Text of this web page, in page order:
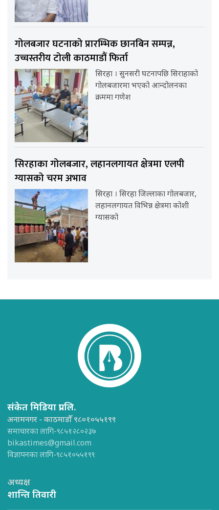
गोलबजार घटनाको प्रारम्भिक छानबिन सम्पन्न,
उच्चस्तरीय टोली काठमाडौं फिर्ता
सिरहा । सुनसरी घटनापछि सिराहाको
गोलबजारमा भएको आन्दोलनका
क्रममा गणेश
सिरहाका गोलबजार, लहानलगायत क्षेत्रमा एलपी
ग्यासको चरम अभाव
सिरहा । सिरहा जिल्लाका गोलबजार,
लहानलगायत विभिन्न क्षेत्रमा कोशी
ग्यासको
संकेत मिडिया प्रा.लि.
अनामनगर - काठमाडौँ ९८०१०५५१९९
समाचारका लागि-९८५१२८०२३७
bikastimes@gmail.com
विज्ञापनका लागि-९८५१०५५१९९
अध्यक्ष
शान्ति तिवारी